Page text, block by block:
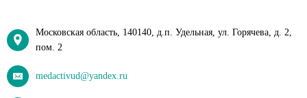
Московская область, 140140, д.п. Удельная, ул. Горячева, д. 2,
пом. 2
medactivud@yandex.ru